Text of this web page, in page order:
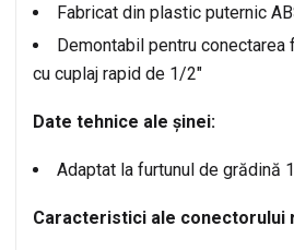
Fabricat din plastic puternic
Demontabil pentru conectarea
cu cuplaj rapid de 1/2″
Date tehnice ale șinei:
Adaptat la furtunul de grădină
Caracteristici ale conectorului